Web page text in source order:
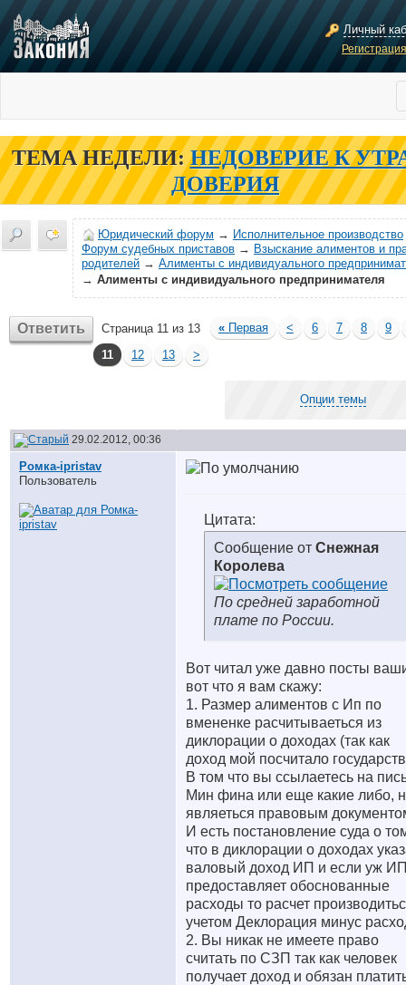
Личный
ТЕМА НЕДЕЛИ: НЕДОВЕРИЕ К
ДОВЕРИЯ
Юридический форум → Исполнительное производство
Форум судебных приставов → Взыскание алиментов и
родителей → Алименты с индивидуального
→ Алименты с индивидуального предпринимателя
Ответить Страница 11 из 13 « Первая < 6 7 8
9
11
12 13 >
Опции темы
29.02.2012, 00:36
Ромка-ipristav
Пользователь
Цитата:
Сообщение от Снежная
Королева
По средней заработной
плате по России.
Вот читал уже давно посты
вот что я вам скажу:
1. Размер алиментов с Ип по
вмененке расчитываеться из
диклорации о доходах (так как
доход мой посчитало
В том что вы ссылаетесь на
Мин фина или еще какие либо,
являеться правовым
И есть постановление суда о
что в диклорации о доходах
валовый доход ИП и если уж
предоставляет обоснованные
расходы то расчет
учетом Деклорация минус
2. Вы никак не имеете право
считать по СЗП так как человек
получает доход и обязан